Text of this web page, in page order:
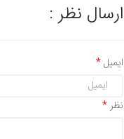
ارسال نظر :
ایمیل
نظر